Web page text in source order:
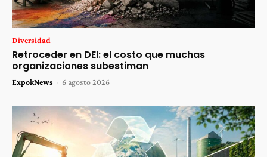
Diversidad
Retroceder en DEI: el costo que muchas
organizaciones subestiman
ExpokNews - 6 agosto 2026